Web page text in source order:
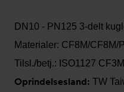
DN10 - PN125 3-delt
Materialer: CF8M/CF8M/
Tilsl./betj.: ISO1127
Oprindelsesland: TW